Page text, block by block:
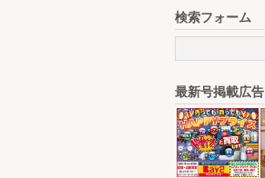
検索フォーム
最新号掲載広告